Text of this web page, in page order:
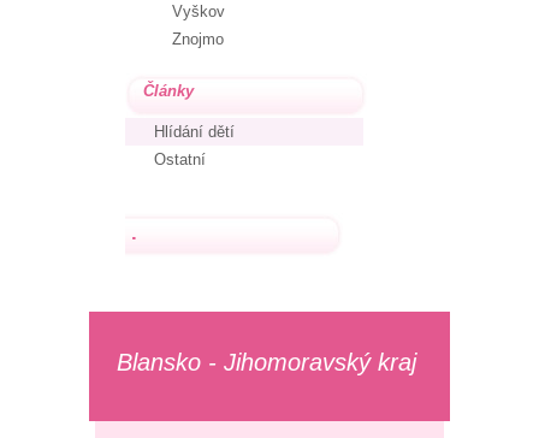
Vyškov
Znojmo
Články
Hlídání dětí
Ostatní
.
Blansko - Jihomoravský kraj